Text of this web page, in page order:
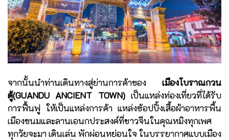
จากนั้นนำท่านเดินทางสู่ย่านการค้าของ เมืองโบราณกวน
ตู้(GUANDU ANCIENT TOWN)เป็นแหล่งท่องเที่ยวที่ได้รับ
การฟื้นฟู ให้เป็นแหล่งการค้า แหล่งซ้อปปิ้งเสื้อผ้าอาหารพื้น
เมืองขนมและลานเอนกประสงค์ที่ชาวจีนในคุณหมิงทุกเพศ
ทุกวัยจะมา เดินเล่น พักผ่อนหย่อนใจ ในบรรยากาศแบบเมือง